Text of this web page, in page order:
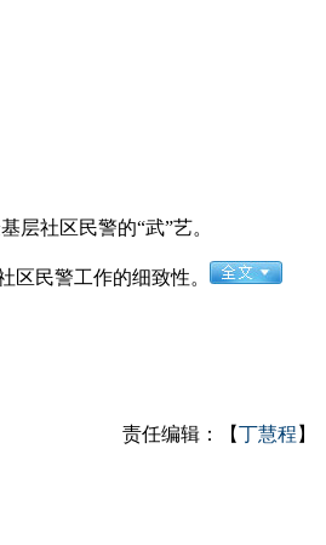
社区民警的“武”艺。
民警工作的细致性。
责任编辑：【丁慧程 】